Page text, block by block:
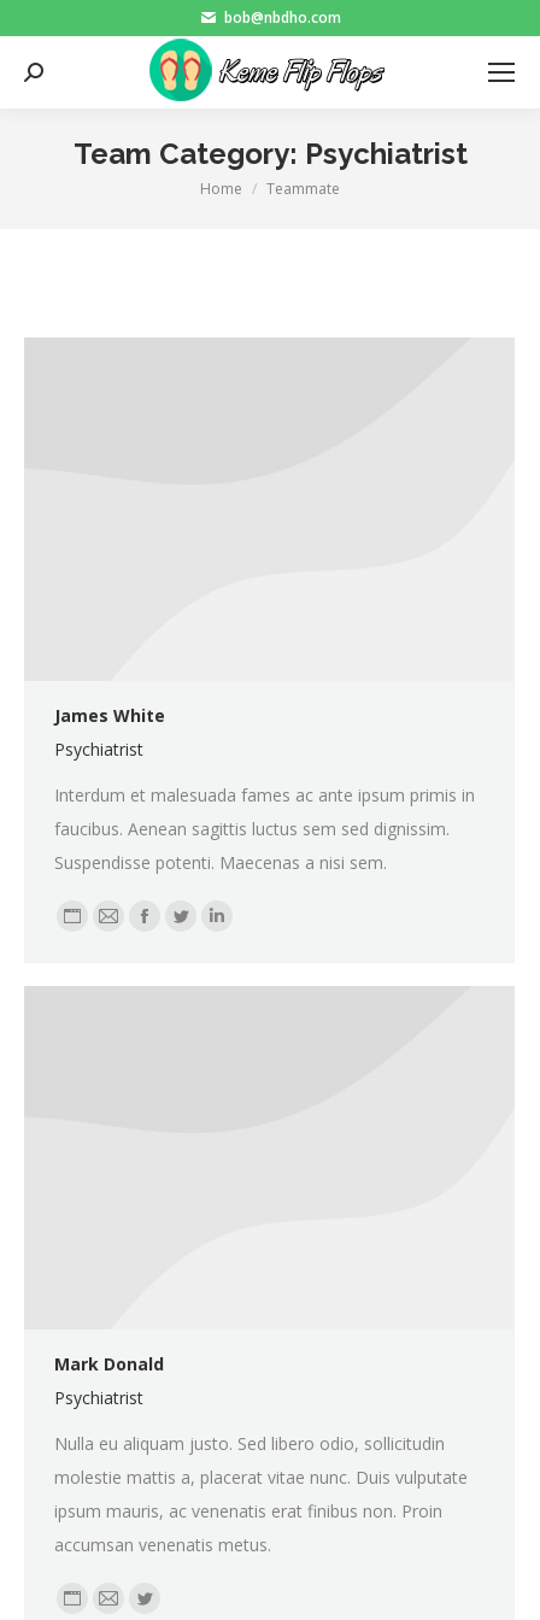
bob@nbdho.com
Search:
Team Category: Psychiatrist
You are here:
Home Teammate
James White
Psychiatrist
Interdum et malesuada fames ac ante ipsum primis in
faucibus. Aenean sagittis luctus sem sed dignissim.
Suspendisse potenti. Maecenas a nisi sem.
Personal
/
E-
Facebook
TwitterLinkedin
Mark Donald
Psychiatrist
Nulla eu aliquam justo. Sed libero odio, sollicitudin
molestie mattis a, placerat vitae nunc. Duis vulputate
ipsum mauris, ac venenatis erat finibus non. Proin
accumsan venenatis metus.
Personal
E- Twitter